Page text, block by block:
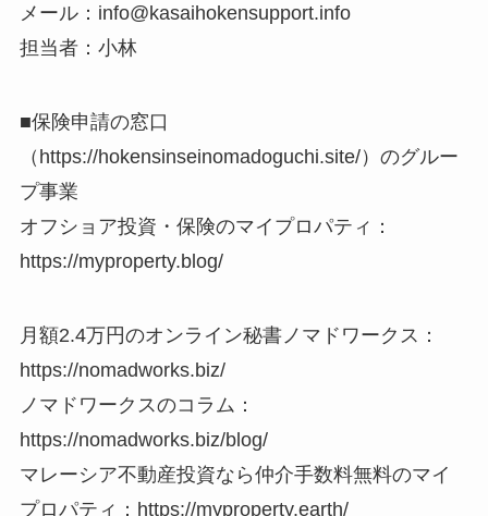
メール：info@kasaihokensupport.info
担当者：小林
■保険申請の窓口
（https://hokensinseinomadoguchi.site/）のグルー
プ事業
オフショア投資・保険のマイプロパティ：
https://myproperty.blog/
月額2.4万円のオンライン秘書ノマドワークス：
https://nomadworks.biz/
ノマドワークスのコラム：
https://nomadworks.biz/blog/
マレーシア不動産投資なら仲介手数料無料のマイ
プロパティ：https://myproperty.earth/